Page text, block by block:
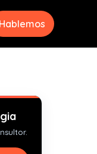
Hablemos